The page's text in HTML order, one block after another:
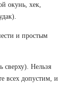
окунь, хек,
и простым
сверху). Нельзя
всех допустим, и